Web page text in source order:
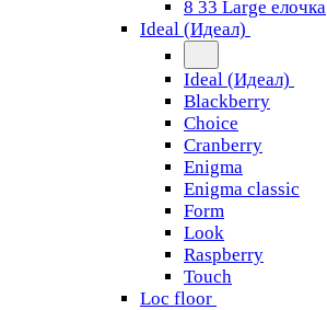
8 33 Large елочка
Ideal (Идеал)
Ideal (Идеал)
Blackberry
Choice
Cranberry
Enigma
Enigma classic
Form
Look
Raspberry
Touch
Loc floor